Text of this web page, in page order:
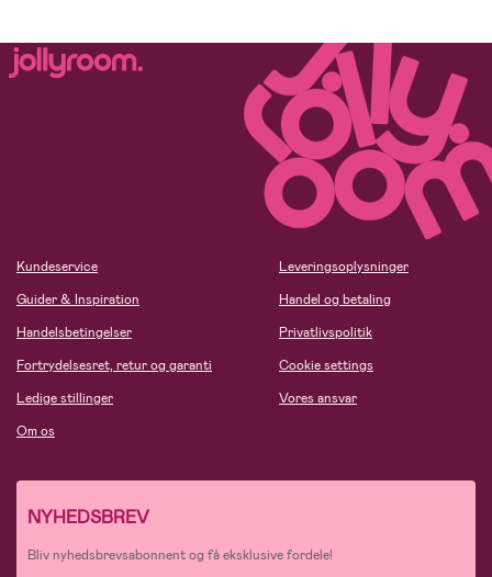
Kundeservice
Guider & Inspiration
Handelsbetingelser
Fortrydelsesret, retur og garanti
Ledige stillinger
Om os
Leveringsoplysninger
Handel og betaling
Privatlivspolitik
Cookie settings
Vores ansvar
NYHEDSBREV
Bliv nyhedsbrevsabonnent og få eksklusive fordele!